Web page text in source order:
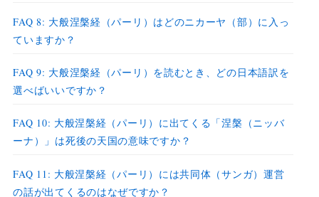
FAQ 8: 大般涅槃経（パーリ）はどのニカーヤ（部）に入っ
ていますか？
FAQ 9: 大般涅槃経（パーリ）を読むとき、どの日本語訳を
選べばいいですか？
FAQ 10: 大般涅槃経（パーリ）に出てくる「涅槃（ニッバ
ーナ）」は死後の天国の意味ですか？
FAQ 11: 大般涅槃経（パーリ）には共同体（サンガ）運営
の話が出てくるのはなぜですか？